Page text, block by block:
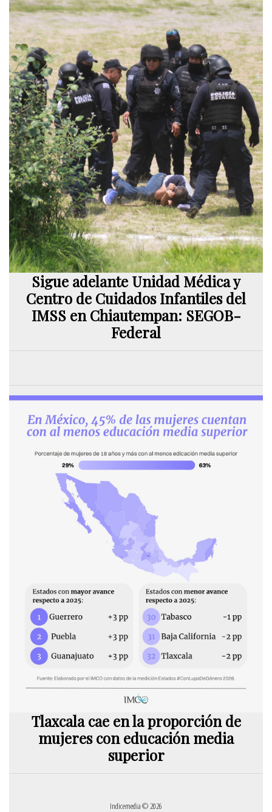
Sigue adelante Unidad Médica y
Centro de Cuidados Infantiles del
IMSS en Chiautempan: SEGOB-
Federal
Tlaxcala cae en la proporción de
mujeres con educación media
superior
Indicemedia © 2026